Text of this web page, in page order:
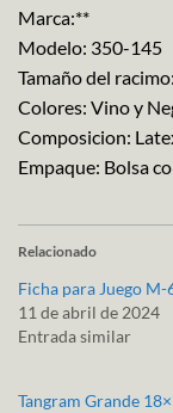
Marca:**
Modelo: 350-145
Tamaño del
Colores: Vino y
Composicion:
Empaque: Bolsa
Relacionado
Ficha para Juego M-
11 de abril de 2024
Entrada similar
Tangram Grande